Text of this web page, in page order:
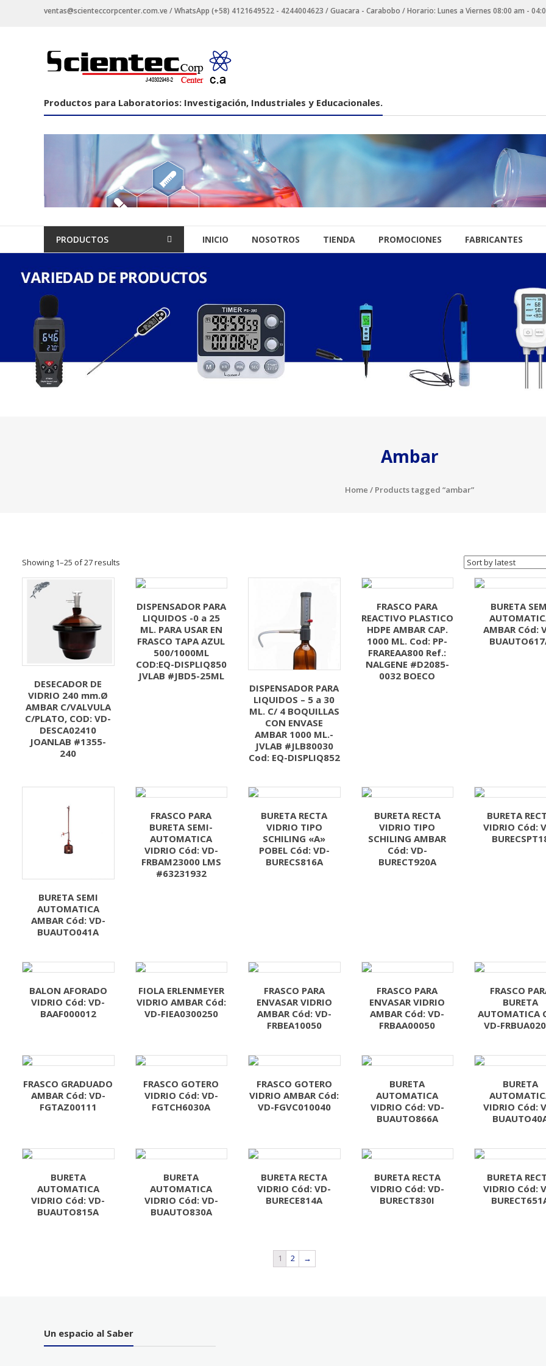
ventas@scienteccorpcenter.com.ve / WhatsApp (+58) 4121649522 - 4244004623 / Guacara - Carabobo / Horario: Lunes a Viernes 08:00 am -
Productos
para
Laboratorios
Industriales
Educacionales.
Productos para Laboratorios: Investigación, Industriales y Educacionales.
PRODUCTOS INICIO NOSOTROS TIENDA PROMOCIONES FABRICANTES
Ambar
Home / Products tagged “ambar”
Showing 1–25 of 27 results
DESECADOR DE
VIDRIO 240 mm.Ø
AMBAR C/VALVULA
C/PLATO, COD: VD-
DESCA02410
JOANLAB #1355-
240
DISPENSADOR PARA
LIQUIDOS -0 a 25
ML. PARA USAR EN
FRASCO TAPA AZUL
500/1000ML
COD:EQ-DISPLIQ850
JVLAB #JBD5-25ML
DISPENSADOR PARA
LIQUIDOS – 5 a 30
ML. C/ 4 BOQUILLAS
CON ENVASE
AMBAR 1000 ML.-
JVLAB #JLB80030
Cod: EQ-DISPLIQ852
FRASCO PARA
REACTIVO PLASTICO
HDPE AMBAR CAP.
1000 ML. Cod: PP-
FRAREAA800 Ref.:
NALGENE #D2085-
0032 BOECO
BURETA
AMBAR Cód:
BURETA SEMI
AUTOMATICA
AMBAR Cód: VD-
BUAUTO041A
FRASCO PARA
BURETA SEMI-
AUTOMATICA
VIDRIO Cód: VD-
FRBAM23000 LMS
#63231932
BURETA RECTA
VIDRIO TIPO
SCHILING «A»
POBEL Cód: VD-
BURECS816A
BURETA RECTA
VIDRIO TIPO
SCHILING AMBAR
Cód: VD-
BURECT920A
BURETA
VIDRIO Cód:
BALON AFORADO
VIDRIO Cód: VD-
BAAF000012
FIOLA ERLENMEYER
VIDRIO AMBAR Cód:
VD-FIEA0300250
FRASCO PARA
ENVASAR VIDRIO
AMBAR Cód: VD-
FRBEA10050
FRASCO PARA
ENVASAR VIDRIO
AMBAR Cód: VD-
FRBAA00050
FRASCO
BURETA
AUTOMATICA
VD-
FRASCO GRADUADO
AMBAR Cód: VD-
FGTAZ00111
FRASCO GOTERO
VIDRIO Cód: VD-
FGTCH6030A
FRASCO GOTERO
VIDRIO AMBAR Cód:
VD-FGVC010040
BURETA
AUTOMATICA
VIDRIO Cód: VD-
BUAUTO866A
BURETA
VIDRIO Cód:
BURETA
AUTOMATICA
VIDRIO Cód: VD-
BUAUTO815A
BURETA
AUTOMATICA
VIDRIO Cód: VD-
BUAUTO830A
BURETA RECTA
VIDRIO Cód: VD-
BURECE814A
BURETA RECTA
VIDRIO Cód: VD-
BURECT830I
BURETA
VIDRIO Cód:
1 2 →
Un espacio al Saber